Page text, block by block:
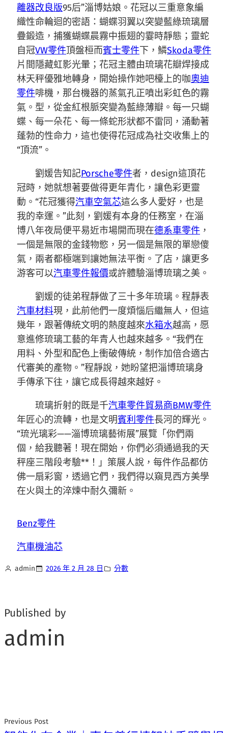
離器改良版95后”淄博姑娘。花冠以三重意象編
織性命輪迴的密語：蝴蝶羽翼以突變藍綠琉璃層
疊鍛造，捕獲蝴蝶晨霧中振翅的霎時靜態；靈蛇
自冠VW零件頂盤桓而賓士零件下，鱗Skoda零件
片間隱藏虹影光暈；花冠主體由琉璃花瓣焊接成
林天秤優雅地轉身，開始操作她吧檯上的咖奧迪
零件啡機，那台機器的蒸氣孔正噴出彩虹色的霧
氣。型，從金紅根脈突變為藍綠薄瓣。每一只蝴
蝶、每一朵花、每一條蛇形狀都不雷同，涌動著
蓬勃的性命力，這也使得花冠成為社交收集上的
“頂流”。
劉媛告知記Porsche零件者，design這頂花
冠時，她就想著要做得更年青化，讓色彩更靈
動。“花冠獲得汽車空氣芯這么多人愛好，也是
我的幸運。”此刻，劉媛有本身的任務室，在淄
博八年夜局便平易近市場開而現在德系車零件 ，
一個是無限的金錢物慾，另一個是無限的單戀傻
氣，兩者都極端到讓她無法平衡。了店，讓更多
游客可以汽車零件報價或許體驗淄博琉璃之美。
劉媛的徒弟程靜做了三十多年琉璃。程靜表
汽車材料現，此前他們一度煩惱后繼無人，但這
幾年，跟著傳統文明的熱度越來水箱水越高，愿
意進修琉璃工藝的年青人也越來越多。“我們在
用料、外型和配色上衝破傳統，制作加倍合適古
代審美的產物。”程靜說，她盼望把淄博琉璃身
手傳承下往，讓它成長得越來越好。
琉璃折射的既是千汽車零件貿易商BMW零件
年匠心的流轉，也是文明賓利零件長河的輝光。
“琉光璃彩——淄博琉璃藝術展”展覽「你們兩
個，給我聽著！現在開始，你們必須通過我的天
秤座三階段考驗**！」策展人說，每件作品都仿
佛一扇彩窗，透過它們，我們得以窺見西方美學
在火與土的淬煉中耐久彌新。
Benz零件
汽車機油芯
admin 2026 年 2 月 28 日 分數
Published by
admin
Previous Post